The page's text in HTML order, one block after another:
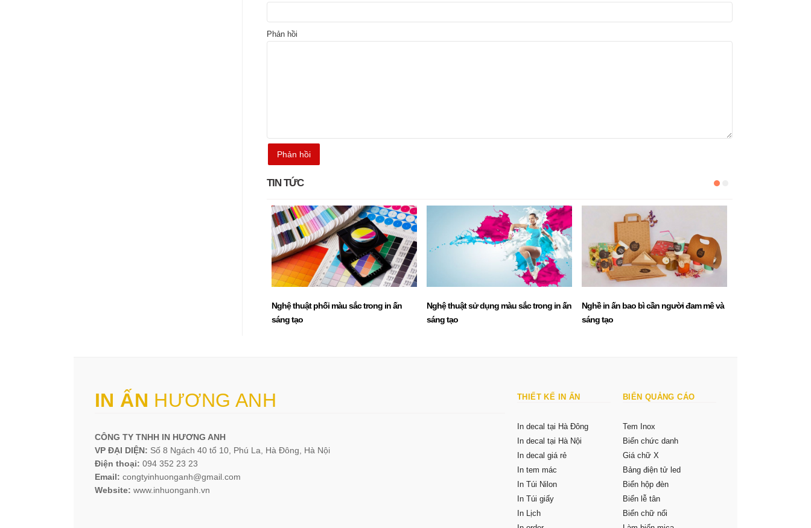
Phản hồi
TIN TỨC
Nghệ thuật phối màu sắc trong in ấn
sáng tạo
Nghệ thuật sử dụng màu sắc trong in ấn
sáng tạo
Nghề in ấn bao bì cần người đam mê và
sáng tạo
IN ẤN HƯƠNG ANH
CÔNG TY TNHH IN HƯƠNG ANH
VP ĐẠI DIỆN: Số 8 Ngách 40 tổ 10, Phú La, Hà Đông, Hà Nội
Điện thoại: 094 352 23 23
Email: congtyinhuonganh@gmail.com
Website: www.inhuonganh.vn
THIẾT KẾ IN ẤN
In decal tại Hà Đông
In decal tại Hà Nội
In decal giá rẻ
In tem mác
In Túi Nilon
In Túi giấy
In Lịch
BIỂN QUẢNG CÁO
Tem Inox
Biển chức danh
Giá chữ X
Bảng điện tử led
Biển hộp đèn
Biển lễ tân
Biển chữ nổi